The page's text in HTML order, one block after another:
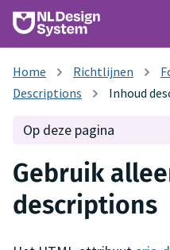
Richtlijnen
Descriptions
Inhoud
Op deze pagina
Gebruik
descriptions